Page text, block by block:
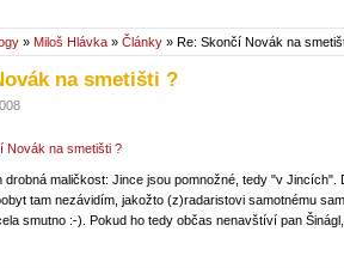
» Miloš Hlávka » Články » Re: Skončí Novák na
na smetišti ?
Novák na smetišti ?
drobná maličkost: Jince jsou pomnožné, tedy "v Jincích".
tam nezávidím, jakožto (z)radaristovi samotnému
smutno :-). Pokud ho tedy občas nenavštíví pan